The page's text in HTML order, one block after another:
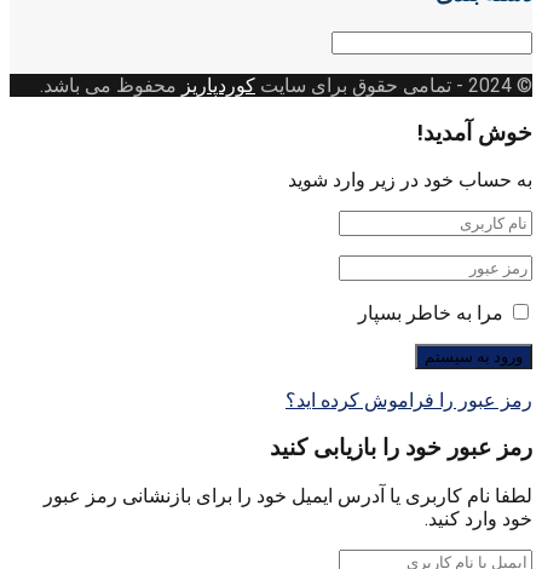
دسته
© 2024
- تمامی حقوق برای سایت کوردپاریز محفوظ می باشد.
خوش آمدید!
به حساب خود در زیر وارد شوید
مرا به خاطر بسپار
رمز عبور را فراموش کرده اید؟
رمز عبور خود را بازیابی کنید
لطفا نام کاربری یا آدرس ایمیل خود را برای بازنشانی رمز عبور
خود وارد کنید.